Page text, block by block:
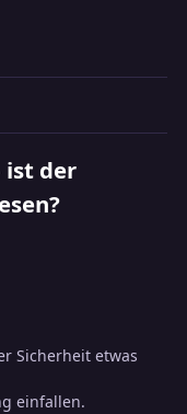
ist der
Sicherheit etwas
einfallen.